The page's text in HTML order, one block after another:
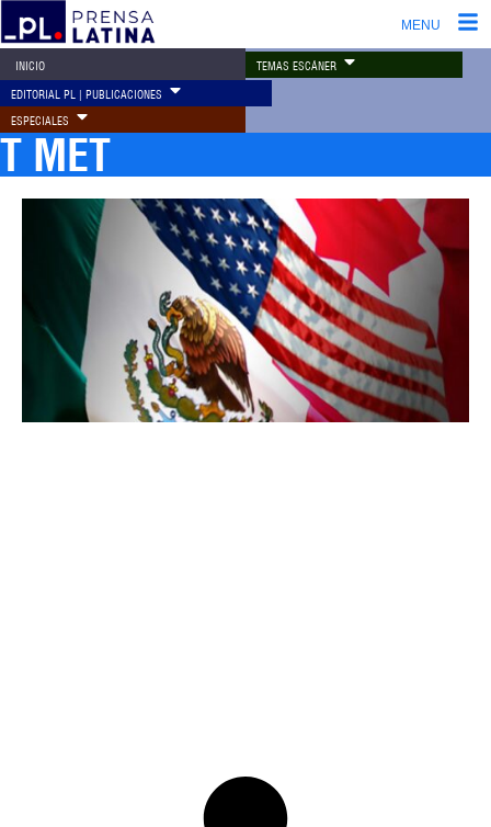
MENU
INICIO TEMAS ESCÁNER
EDITORIAL PL | PUBLICACIONES
ESPECIALES
T MET